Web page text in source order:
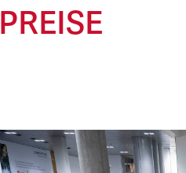
PREISE